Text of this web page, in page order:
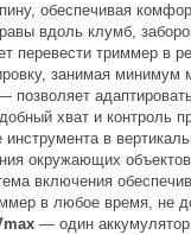
обеспечивая
вдоль клумб,
перевести триммер в
занимая минимум
позволяет
хват и контроль
в
окружающих
включения
в любое время, не
— один аккумулятор